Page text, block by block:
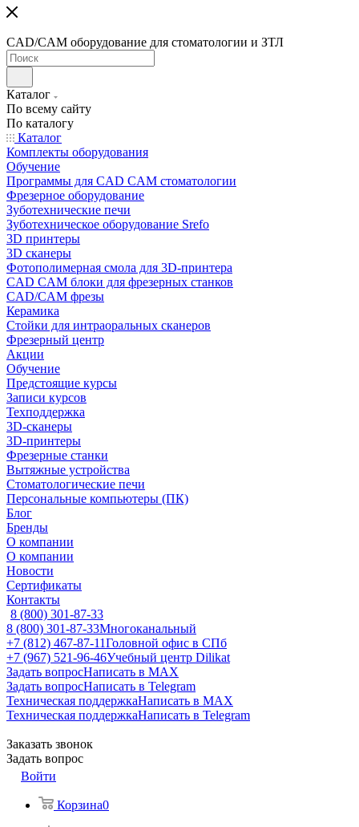
CAD/CAM оборудование для стоматологии и ЗТЛ
Каталог
По всему сайту
По каталогу
Каталог
Комплекты оборудования
Обучение
Программы для CAD CAM стоматологии
Фрезерное оборудование
Зуботехнические печи
Зуботехническое оборудование Srefo
3D принтеры
3D сканеры
Фотополимерная смола для 3D-принтера
CAD CAM блоки для фрезерных станков
CAD/CAM фрезы
Керамика
Стойки для интраоральных сканеров
Фрезерный центр
Акции
Обучение
Предстоящие курсы
Записи курсов
Техподдержка
3D-сканеры
3D-принтеры
Фрезерные станки
Вытяжные устройства
Стоматологические печи
Персональные компьютеры (ПК)
Блог
Бренды
О компании
О компании
Новости
Сертификаты
Контакты
8 (800) 301-87-33
8 (800) 301-87-33Многоканальный
+7 (812) 467-87-11Головной офис в СПб
+7 (967) 521-96-46Учебный центр Dilikat
Задать вопросНаписать в MAX
Задать вопросНаписать в Telegram
Техническая поддержкаНаписать в MAX
Техническая поддержкаНаписать в Telegram
Заказать звонок
Задать вопрос
Войти
Корзина0